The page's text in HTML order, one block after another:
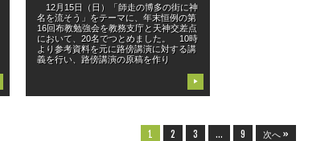
12月15日（日）「師走の博多の街に神
名を流そう」をテーマに、年末恒例の第
16回布教勉強会を教務支庁と天神交差点
において、20名でつとめました。 10時
より参考資料を元に路傍講演に対する講
義を行い、路傍講演の原稿を作り
▶
1 2 3 … 9 次へ »